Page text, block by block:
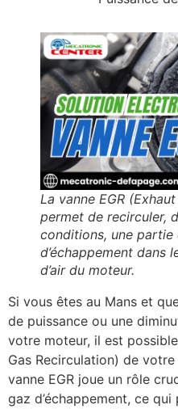
La vanne EGR
permet de recirculer,
conditions, une partie
d’échappement dans
d’air du moteur.
Si vous êtes au Mans et
de puissance ou une
votre moteur, il est
Gas Recirculation) de
vanne EGR joue un rôle
gaz d’échappement, ce qui